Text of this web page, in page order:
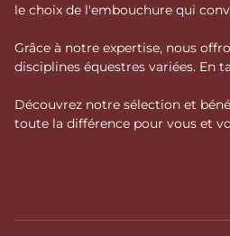
le choix de l'embouchure qui
Grâce à notre expertise, nous
disciplines équestres variées. En
Découvrez notre sélection et
toute la différence pour vous et